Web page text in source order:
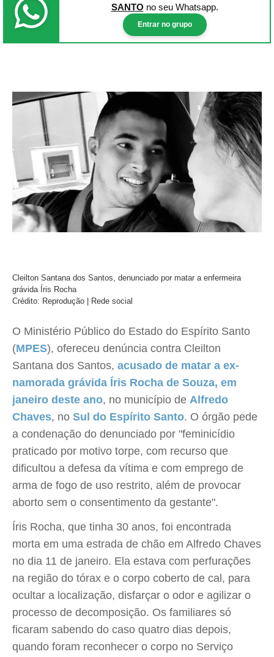
SANTO no seu Whatsapp.
Entrar no grupo
Cleilton Santana dos Santos, denunciado por matar a enfermeira
grávida Íris Rocha
Crédito: Reprodução | Rede social
O Ministério Público do Estado do Espírito Santo
(MPES), ofereceu denúncia contra Cleilton
Santana dos Santos, acusado de matar a ex-
namorada grávida Íris Rocha de Souza, em
janeiro deste ano, no município de Alfredo
Chaves, no Sul do Espírito Santo. O órgão pede
a condenação do denunciado por "feminicídio
praticado por motivo torpe, com recurso que
dificultou a defesa da vítima e com emprego de
arma de fogo de uso restrito, além de provocar
aborto sem o consentimento da gestante".
Íris Rocha, que tinha 30 anos, foi encontrada
morta em uma estrada de chão em Alfredo Chaves
no dia 11 de janeiro. Ela estava com perfurações
na região do tórax e o corpo coberto de cal, para
ocultar a localização, disfarçar o odor e agilizar o
processo de decomposição. Os familiares só
ficaram sabendo do caso quatro dias depois,
quando foram reconhecer o corpo no Serviço